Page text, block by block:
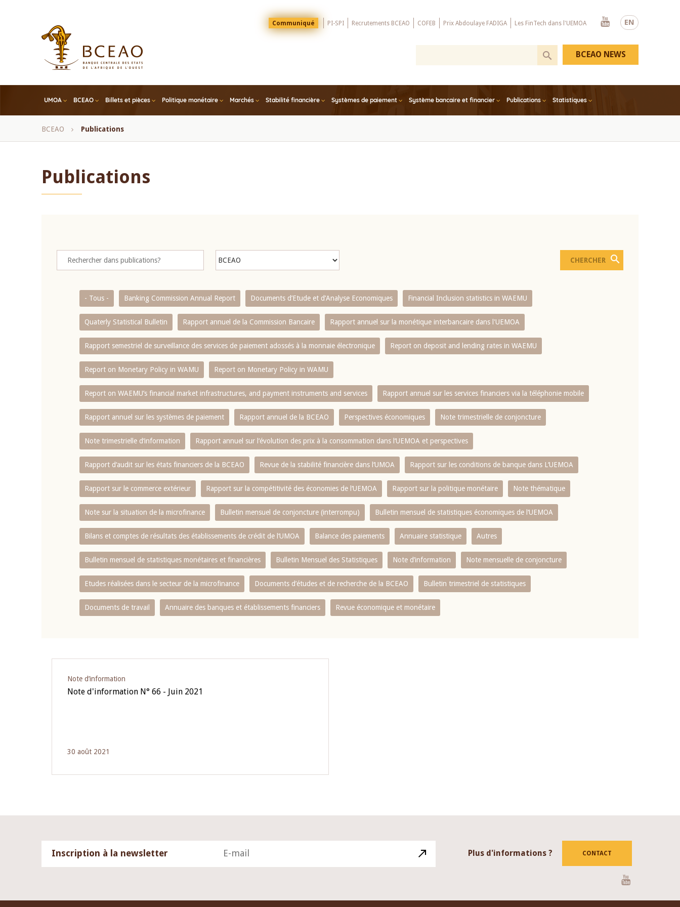
EN
Menu
Top
Communiqué PI-SPI Recrutements BCEAO COFEB Prix Abdoulaye FADIGA Les FinTech dans l'UEMOA
Youtube
UMOA BCEAO Billets et pièces Politique monétaire Marchés Stabilité financière Systèmes de paiement Système bancaire et financier Publications Statistiques
BCEAO NEWS
Fil
BCEAO Publications
Publications
- Tous - Banking Commission Annual Report Documents d’Etude et d’Analyse Economiques Financial Inclusion statistics in WAEMU
Quaterly Statistical Bulletin Rapport annuel de la Commission Bancaire Rapport annuel sur la monétique interbancaire dans l'UEMOA
Rapport semestriel de surveillance des services de paiement adossés à la monnaie électronique Report on deposit and lending rates in WAEMU
Report on Monetary Policy in WAMU Report on Monetary Policy in WAMU
Report on WAEMU’s financial market infrastructures, and payment instruments and services Rapport annuel sur les services financiers via la téléphonie mobile
Rapport annuel sur les systèmes de paiement Rapport annuel de la BCEAO Perspectives économiques Note trimestrielle de conjoncture
Note trimestrielle d‘information Rapport annuel sur l‘évolution des prix à la consommation dans l‘UEMOA et perspectives
Rapport d‘audit sur les états financiers de la BCEAO Revue de la stabilité financière dans l‘UMOA Rapport sur les conditions de banque dans L‘UEMOA
Rapport sur le commerce extérieur Rapport sur la compétitivité des économies de l‘UEMOA Rapport sur la politique monétaire Note thématique
Note sur la situation de la microfinance Bulletin mensuel de conjoncture (interrompu) Bulletin mensuel de statistiques économiques de l‘UEMOA
Bilans et comptes de résultats des établissements de crédit de l‘UMOA Balance des paiements Annuaire statistique Autres
Bulletin mensuel de statistiques monétaires et financières Bulletin Mensuel des Statistiques Note d’information Note mensuelle de conjoncture
Etudes réalisées dans le secteur de la microfinance Documents d’études et de recherche de la BCEAO Bulletin trimestriel de statistiques
Documents de travail Annuaire des banques et établissements financiers Revue économique et monétaire
Note d’information
Note d'information N° 66 - Juin 2021
30 août 2021
Inscription à la newsletter Plus d'informations ? CONTACT